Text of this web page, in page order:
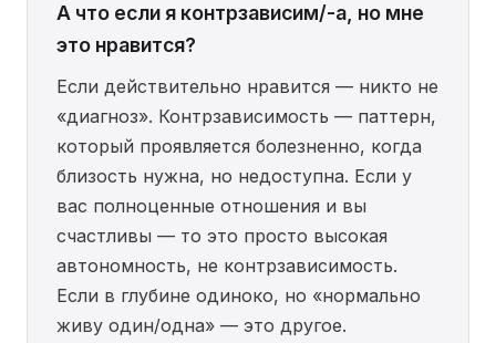
А что если я контрзависим/-а, но мне
это нравится?
Если действительно нравится — никто не
«диагноз». Контрзависимость — паттерн,
который проявляется болезненно, когда
близость нужна, но недоступна. Если у
вас полноценные отношения и вы
счастливы — то это просто высокая
автономность, не контрзависимость.
Если в глубине одиноко, но «нормально
живу один/одна» — это другое.